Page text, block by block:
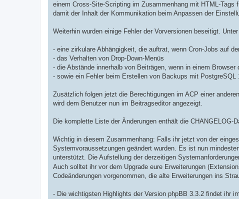
einem Cross-Site-Scripting im Zusammenhang mit HTML-Tags
damit der Inhalt der Kommunikation beim Anpassen der
Weiterhin wurden einige Fehler der Vorversionen beseitigt.
- eine zirkulare Abhängigkeit, die auftrat, wenn Cron-Jobs auf
- das Verhalten von Drop-Down-Menüs
- die Abstände innerhalb von Beiträgen, wenn in einem
- sowie ein Fehler beim Erstellen von Backups mit PostgreSQL
Zusätzlich folgen jetzt die Berechtigungen im ACP einer
wird dem Benutzer nun im Beitragseditor angezeigt.
Die komplette Liste der Änderungen enthält die CHANGELOG-
Wichtig in diesem Zusammenhang: Falls ihr jetzt von der
Systemvoraussetzungen geändert wurden. Es ist nun
unterstützt. Die Aufstellung der derzeitigen
Auch solltet ihr vor dem Upgrade eure Erweiterungen
Codeänderungen vorgenommen, die alte Erweiterungen ins
- Die wichtigsten Highlights der Version phpBB 3.3.2 findet ihr